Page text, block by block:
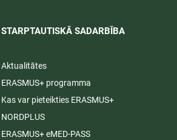
STARPTAUTISKĀ SADARBĪBA​
Aktualitātes
ERASMUS+ programma
Kas var pieteikties ERASMUS+
NORDPLUS
ERASMUS+ eMED-PASS